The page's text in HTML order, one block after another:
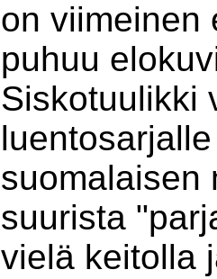
on viimeinen
puhuu
Siskotuulikki
suomalaisen
suurista
vielä keitolla